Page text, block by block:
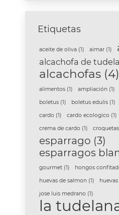
Etiquetas
aceite de oliva (1) aimar (1)
alcachofa de tudela
alcachofas (4)
alimentos (1) ampliación (1)
boletus (1) boletus edulis (1)
cardo (1) cardo ecologico (1)
crema de cardo (1) croquetas
esparrago (3)
esparragos
gourmet (1) hongos
huevas de salmon (1)
jose luis medrano (1)
la